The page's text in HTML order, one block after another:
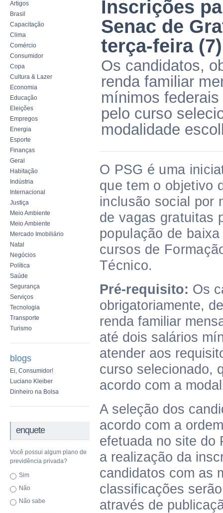
Artigos
Brasil
Capacitação
Clima
Comércio
Consumidor
Copa
Cultura & Lazer
Economia
Educação
Eleições
Empregos
Energia
Esporte
Finanças
Geral
Habitação
Indústria
Internacional
Justiça
Meio Ambiente
Meio Ambiente
Mercado Imobiliário
Natal
Negócios
Política
Saúde
Segurança
Serviços
Tecnologia
Transporte
Turismo
blogs
Ei, Consumidor!
Luciano Kleiber
Dinheiro na Bolsa
enquete
Você possui algum plano de
previdência privada?
Sim
Não
Não sabe
Inscrições
Senac de
terça-feira (7)
Os candidatos,
renda familiar
mínimos
pelo curso
modalidade
O PSG é uma
que tem o objetivo
inclusão social por
de vagas gratuitas
população de
cursos de
Técnico.
Pré-requisito: Os
obrigatoriamente,
renda familiar
até dois salários
atender aos
curso selecionado,
acordo com a
A seleção dos
acordo com a
efetuada no site do
a realização da
candidatos com as
classificações
através de